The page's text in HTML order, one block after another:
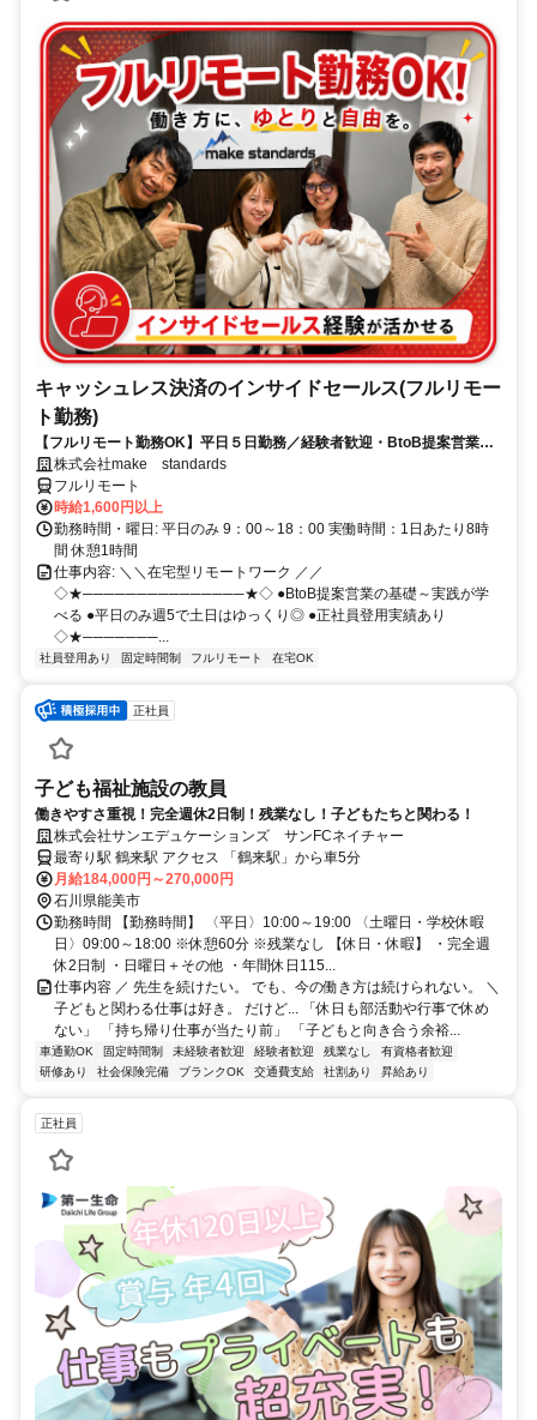
キャッシュレス決済のインサイドセールス(フルリモー
ト勤務)
【フルリモート勤務OK】平日５日勤務／経験者歓迎・BtoB提案営業で
スキルアップ
株式会社make standards
フルリモート
時給1,600円以上
勤務時間・曜日: 平日のみ 9：00～18：00 実働時間：1日あたり8時
間 休憩1時間
仕事内容: ＼＼在宅型リモートワーク ／／
◇★───────────────★◇ ●BtoB提案営業の基礎～実践が学
べる ●平日のみ週5で土日はゆっくり◎ ●正社員登用実績あり
◇★───────...
社員登用あり 固定時間制 フルリモート 在宅OK
正社員
子ども福祉施設の教員
働きやすさ重視！完全週休2日制！残業なし！子どもたちと関わる！
株式会社サンエデュケーションズ サンFCネイチャー
最寄り駅 鶴来駅 アクセス 「鶴来駅」から車5分
月給184,000円～270,000円
石川県能美市
勤務時間 【勤務時間】 〈平日〉10:00～19:00 〈土曜日・学校休暇
日〉09:00～18:00 ※休憩60分 ※残業なし 【休日・休暇】 ・完全週
休2日制 ・日曜日＋その他 ・年間休日115...
仕事内容 ／ 先生を続けたい。 でも、今の働き方は続けられない。 ＼
子どもと関わる仕事は好き。 だけど... 「休日も部活動や行事で休め
ない」 「持ち帰り仕事が当たり前」 「子どもと向き合う余裕...
車通勤OK 固定時間制 未経験者歓迎 経験者歓迎 残業なし
有資格者歓迎
研修あり
社会保険完備 ブランクOK 交通費支給 社割あり 昇給あり
正社員